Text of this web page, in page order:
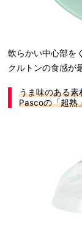
軟らかい中心部を
クルトンの食感が
うま味のある素
Pascoの「超熟